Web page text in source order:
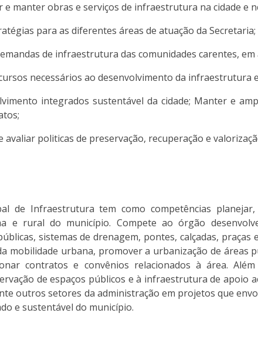
manter obras e serviços de infraestrutura na cidade e
para as diferentes áreas de atuação da Secretaria;
de infraestrutura das comunidades carentes,
necessários ao desenvolvimento da infraestrutura
integrados sustentável da cidade; Manter e
avaliar politicas de preservação, recuperação e
de Infraestrutura tem como competências
e rural do município. Compete ao órgão
sistemas de drenagem, pontes, calçadas,
mobilidade urbana, promover a urbanização de
contratos e convênios relacionados à área.
de espaços públicos e à infraestrutura de apoio
outros setores da administração em projetos que
e sustentável do município.